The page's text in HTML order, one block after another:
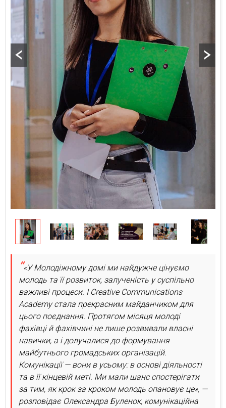
«У Молодіжному домі ми найдужче цінуємо
молодь та її розвиток, залученість у суспільно
важливі процеси. І Creative Communications
Academy стала прекрасним майданчиком для
цього поєднання. Протягом місяця молоді
фахівці й фахівчині не лише розвивали власні
навички, а і долучалися до формування
майбутнього громадських організацій.
Комунікації — вони в усьому: в основі діяльності
та в її кінцевій меті. Ми мали шанс спостерігати
за тим, як крок за кроком молодь опановує це», —
розповідає Олександра Буленок, комунікаційна